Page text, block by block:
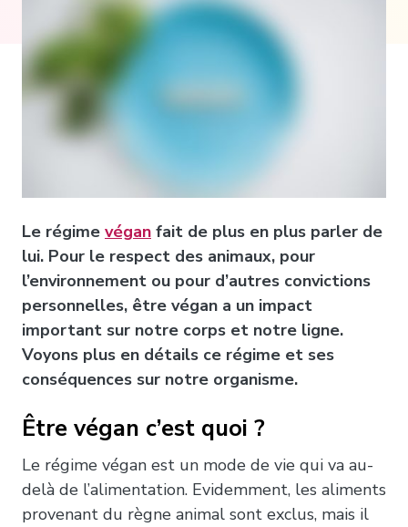
Le régime végan fait de plus en plus parler de
lui. Pour le respect des animaux, pour
l’environnement ou pour d’autres convictions
personnelles, être végan a un impact
important sur notre corps et notre ligne.
Voyons plus en détails ce régime et ses
conséquences sur notre organisme.
Être végan c’est quoi ?
Le régime végan est un mode de vie qui va au-
delà de l’alimentation. Evidemment, les aliments
provenant du règne animal sont exclus, mais il